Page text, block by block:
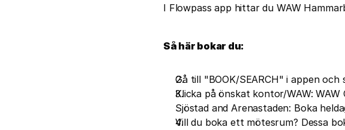
I Flowpass app hittar du WAW
Så här bokar du:
Gå till "BOOK/SEARCH" i appen
Klicka på önskat kontor/WAW:
Sjöstad and Arenastaden: Boka
Vill du boka ett mötesrum? Dessa